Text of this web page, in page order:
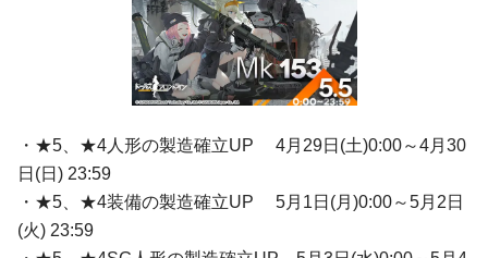
・★5、★4人形の製造確立UP 4月29日(土)0:00～4月30
日(日) 23:59
・★5、★4装備の製造確立UP 5月1日(月)0:00～5月2日
(火) 23:59